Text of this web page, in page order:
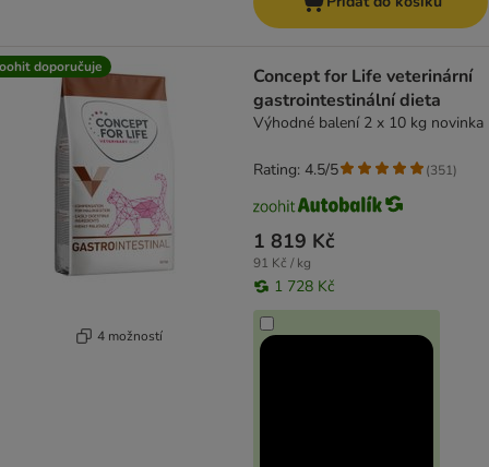
doporučuje
4 možností
Concept for Life veterinární
gastrointestinální dieta
Výhodné balení 2 x 10 kg novinka
1 819 Kč
91 Kč / kg
1 728 Kč
Rating: 4.5/5 (351)